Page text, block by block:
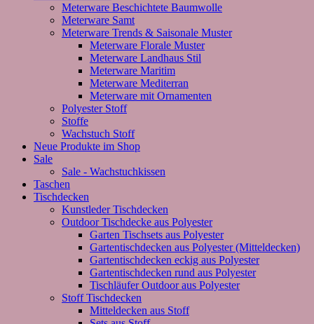
Meterware Beschichtete Baumwolle
Meterware Samt
Meterware Trends & Saisonale Muster
Meterware Florale Muster
Meterware Landhaus Stil
Meterware Maritim
Meterware Mediterran
Meterware mit Ornamenten
Polyester Stoff
Stoffe
Wachstuch Stoff
Neue Produkte im Shop
Sale
Sale - Wachstuchkissen
Taschen
Tischdecken
Kunstleder Tischdecken
Outdoor Tischdecke aus Polyester
Garten Tischsets aus Polyester
Gartentischdecken aus Polyester (Mitteldecken)
Gartentischdecken eckig aus Polyester
Gartentischdecken rund aus Polyester
Tischläufer Outdoor aus Polyester
Stoff Tischdecken
Mitteldecken aus Stoff